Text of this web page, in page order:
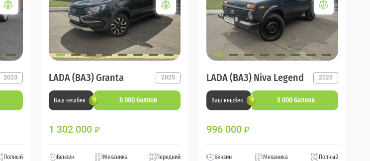
2023
Полный
LADA (ВАЗ) Granta 2025
Ваш кешбек 8 000 баллов
1 302 000 ₽
Бензин Механика Передний
LADA (ВАЗ) Niva Legend 2023
Ваш кешбек 5 000 баллов
996 000 ₽
Бензин Механика Полный